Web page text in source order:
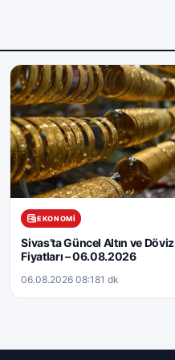
EKONOMI
Sivas’ta Güncel Altın ve Döviz
Fiyatları – 06.08.2026
06.08.2026 08:181 dk